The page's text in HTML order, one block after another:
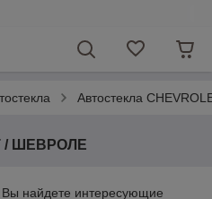
Автостекла
/ ШЕВРОЛЕ
найдете интересующие